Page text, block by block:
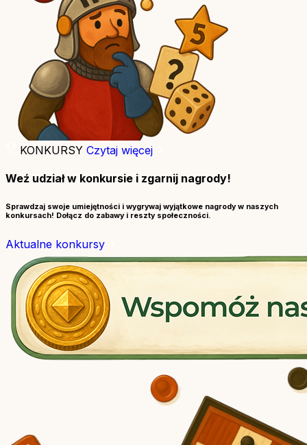
KONKURSY Czytaj więcej
Weź udział w konkursie i zgarnij nagrody!
Sprawdzaj swoje umiejętności i wygrywaj wyjątkowe nagrody w naszych
konkursach! Dołącz do zabawy i reszty społeczności.
Aktualne konkursy